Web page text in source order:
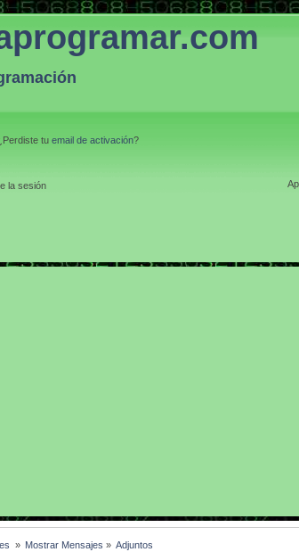
¿Perdiste tu email de activación?
la sesión
» Mostrar Mensajes » Adjuntos